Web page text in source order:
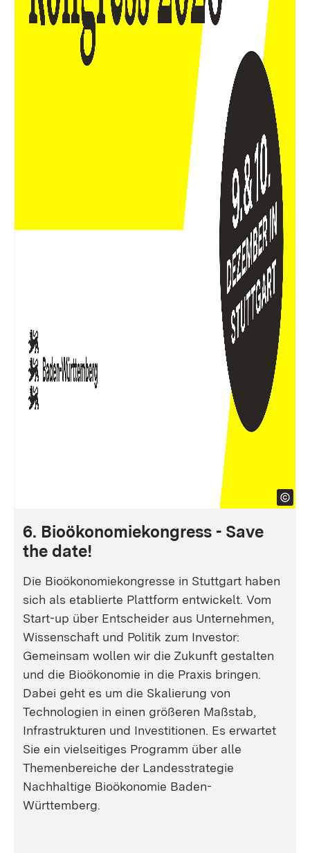
6. Bioökonomiekongress - Save
the date!
Die Bioökonomiekongresse in Stuttgart haben
sich als etablierte Plattform entwickelt. Vom
Start-up über Entscheider aus Unternehmen,
Wissenschaft und Politik zum Investor:
Gemeinsam wollen wir die Zukunft gestalten
und die Bioökonomie in die Praxis bringen.
Dabei geht es um die Skalierung von
Technologien in einen größeren Maßstab,
Infrastrukturen und Investitionen. Es erwartet
Sie ein vielseitiges Programm über alle
Themenbereiche der Landesstrategie
Nachhaltige Bioökonomie Baden-
Württemberg.